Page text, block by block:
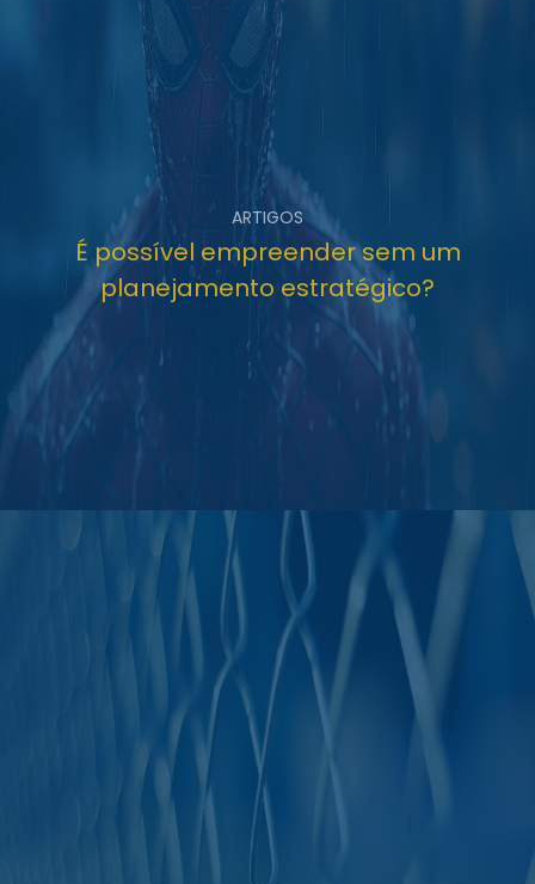
ARTIGOS
É possível empreender sem um
planejamento estratégico?